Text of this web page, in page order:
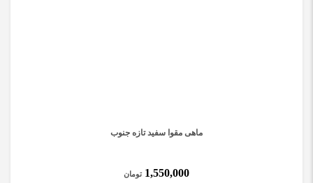
ماهی مقوا سفید تازه جنوب
1,550,000 تومان